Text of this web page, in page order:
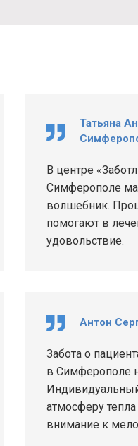
Татьяна
В центре
Симферополе
волшебник.
помогают в
удовольствие.
Антон
Забота о
в Симферополе
атмосферу
внимание к